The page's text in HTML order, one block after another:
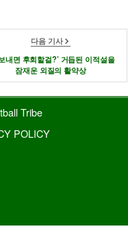
다음 기사
내면 후회할걸?’ 거듭된 이적설을
잠재운 외질의 활약상
Tribe
POLICY